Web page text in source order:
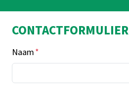
CONTACTFORMULIER
Naam*